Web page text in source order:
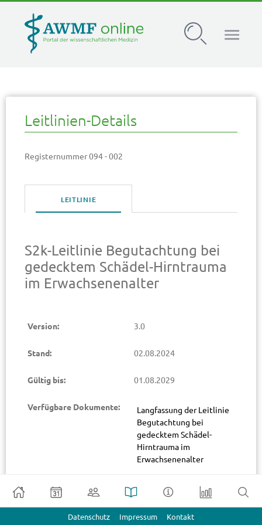
Leitlinien-Details
Registernummer 094 - 002
LEITLINIE
S2k-Leitlinie Begutachtung bei
gedecktem Schädel-Hirntrauma
im Erwachsenenalter
Version: 3.0
Stand: 02.08.2024
Gültig bis: 01.08.2029
Verfügbare Dokumente:
Langfassung der Leitlinie
Begutachtung bei
gedecktem Schädel-
Hirntrauma im
Erwachsenenalter
Leitlinienreport
Download
Datenschutz Impressum Kontakt